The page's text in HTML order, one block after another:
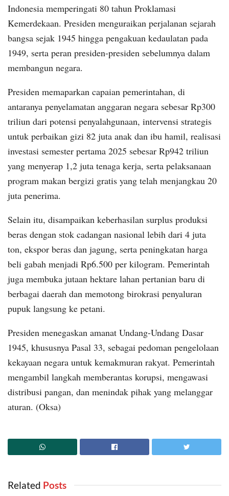
Indonesia memperingati 80 tahun Proklamasi
Kemerdekaan. Presiden menguraikan perjalanan sejarah
bangsa sejak 1945 hingga pengakuan kedaulatan pada
1949, serta peran presiden-presiden sebelumnya dalam
membangun negara.
Presiden memaparkan capaian pemerintahan, di
antaranya penyelamatan anggaran negara sebesar Rp300
triliun dari potensi penyalahgunaan, intervensi strategis
untuk perbaikan gizi 82 juta anak dan ibu hamil, realisasi
investasi semester pertama 2025 sebesar Rp942 triliun
yang menyerap 1,2 juta tenaga kerja, serta pelaksanaan
program makan bergizi gratis yang telah menjangkau 20
juta penerima.
Selain itu, disampaikan keberhasilan surplus produksi
beras dengan stok cadangan nasional lebih dari 4 juta
ton, ekspor beras dan jagung, serta peningkatan harga
beli gabah menjadi Rp6.500 per kilogram. Pemerintah
juga membuka jutaan hektare lahan pertanian baru di
berbagai daerah dan memotong birokrasi penyaluran
pupuk langsung ke petani.
Presiden menegaskan amanat Undang-Undang Dasar
1945, khususnya Pasal 33, sebagai pedoman pengelolaan
kekayaan negara untuk kemakmuran rakyat. Pemerintah
mengambil langkah memberantas korupsi, mengawasi
distribusi pangan, dan menindak pihak yang melanggar
aturan. (Oksa)
Related ‎ Posts